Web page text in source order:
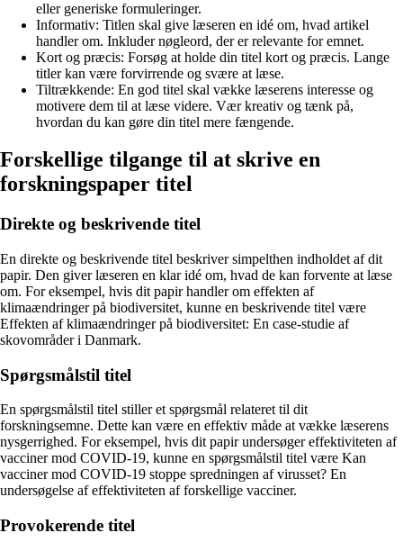
eller generiske formuleringer.
Informativ: Titlen skal give læseren en idé om, hvad artikel
handler om. Inkluder nøgleord, der er relevante for emnet.
Kort og præcis: Forsøg at holde din titel kort og præcis. Lange
titler kan være forvirrende og svære at læse.
Tiltrækkende: En god titel skal vække læserens interesse og
motivere dem til at læse videre. Vær kreativ og tænk på,
hvordan du kan gøre din titel mere fængende.
Forskellige tilgange til at skrive en
forskningspaper titel
Direkte og beskrivende titel
En direkte og beskrivende titel beskriver simpelthen indholdet af dit
papir. Den giver læseren en klar idé om, hvad de kan forvente at læse
om. For eksempel, hvis dit papir handler om effekten af
klimaændringer på biodiversitet, kunne en beskrivende titel være
Effekten af klimaændringer på biodiversitet: En case-studie af
skovområder i Danmark.
Spørgsmålstil titel
En spørgsmålstil titel stiller et spørgsmål relateret til dit
forskningsemne. Dette kan være en effektiv måde at vække læserens
nysgerrighed. For eksempel, hvis dit papir undersøger effektiviteten af
vacciner mod COVID-19, kunne en spørgsmålstil titel være Kan
vacciner mod COVID-19 stoppe spredningen af virusset? En
undersøgelse af effektiviteten af forskellige vacciner.
Provokerende titel